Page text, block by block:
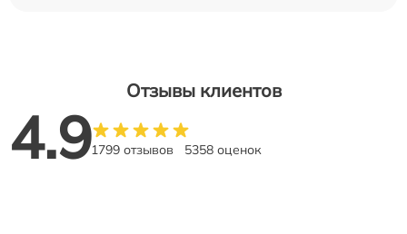
Отзывы клиентов
4.91799 отзывов 5358 оценок